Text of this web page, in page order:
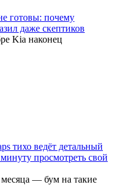
готовы: почему
даже скептиков
Kia наконец
тихо ведёт детальный
просмотреть свой
— бум на такие